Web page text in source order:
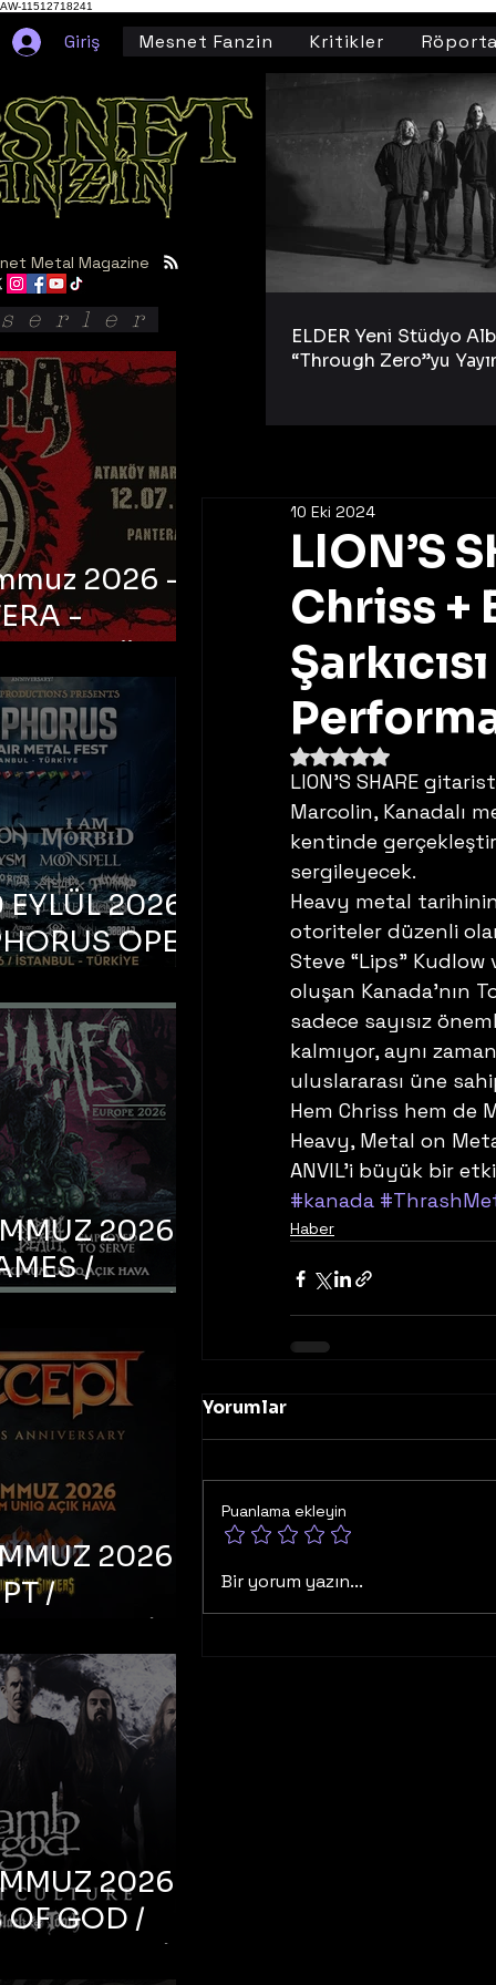
AW-11512718241
Giriş Mesnet Fanzin Kritikler
LION’S
Chriss +
10 Eki 2024
5 üzerinden NaN yıldız
LION’S SHARE
Marcolin, Kanadalı
kentinde
sergileyecek.
Heavy metal
otoriteler düzenli
Steve “Lips” Kudlow
oluşan Kanada’nın
sadece sayısız
kalmıyor, aynı
uluslararası üne
Hem Chriss hem de
Heavy, Metal on
ANVIL’i büyük bir
#kanada
Haber
Yorumlar
Puanlama ekleyin
Bir yorum yazın...
Metal Magazine
ELDER Yeni Stüdyo
“Through Zero”yu
2026 -
-
Ataköy
Arena
2026 –
OPEN
FEST
2026 –
/
DEATH /
– İstanbul,
Uniq
2026 –
/
/
‘N’
– İstanbul,
Uniq
2026 –
OF GOD /
CULTURE /